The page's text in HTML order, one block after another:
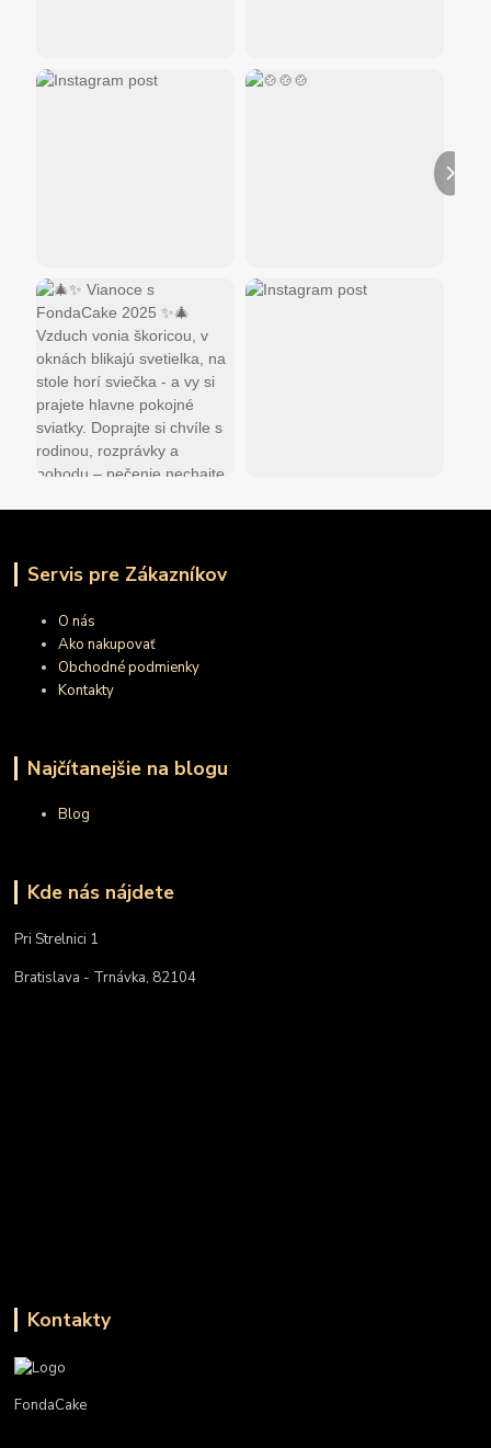
Servis pre Zákazníkov
O nás
Ako nakupovať
Obchodné podmienky
Kontakty
Najčítanejšie na blogu
Blog
Kde nás nájdete
Pri Strelnici 1
Bratislava - Trnávka, 82104
Kontakty
FondaCake